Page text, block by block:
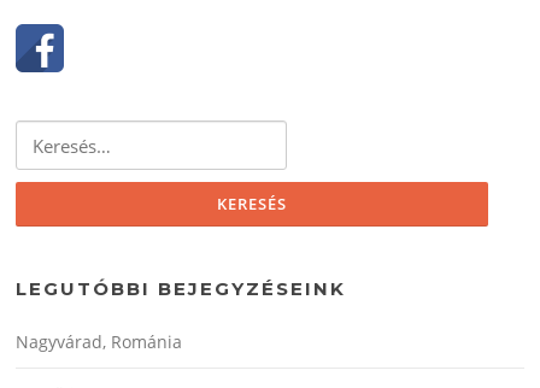
LEGUTÓBBI BEJEGYZÉSEINK
Nagyvárad, Románia